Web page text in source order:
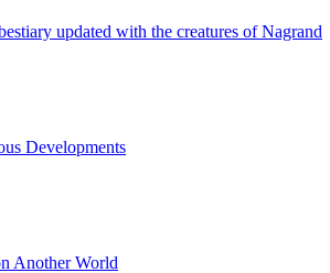
updated with the creatures of Nagrand
Developments
Another World